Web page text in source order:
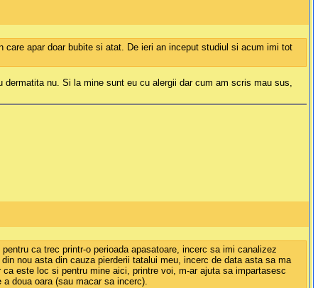
apar doar bubite si atat. De ieri an inceput studiul si acum imi tot
nu. Si la mine sunt eu cu alergii dar cum am scris mau sus,
ca trec printr-o perioada apasatoare, incerc sa imi canalizez
nou asta din cauza pierderii tatalui meu, incerc de data asta sa ma
este loc si pentru mine aici, printre voi, m-ar ajuta sa impartasesc
doua oara (sau macar sa incerc).